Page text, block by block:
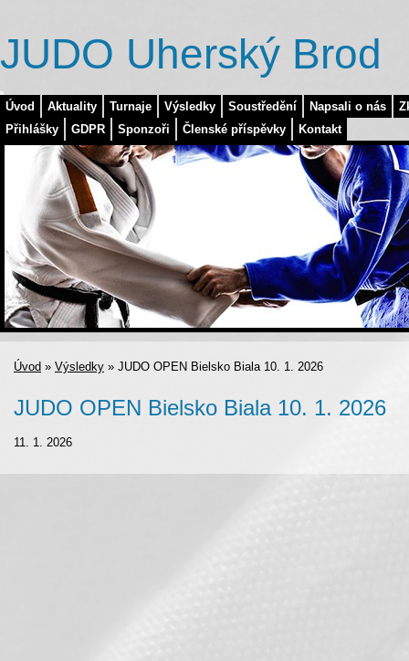
Úvod Aktuality Turnaje Výsledky Soustředění Napsali o nás
Přihlášky
GDPR Sponzoři Členské příspěvky Kontakt
JUDO Uherský Brod
Úvod » Výsledky » JUDO OPEN Bielsko Biala 10. 1. 2026
JUDO OPEN Bielsko Biala 10. 1. 2026
11. 1. 2026